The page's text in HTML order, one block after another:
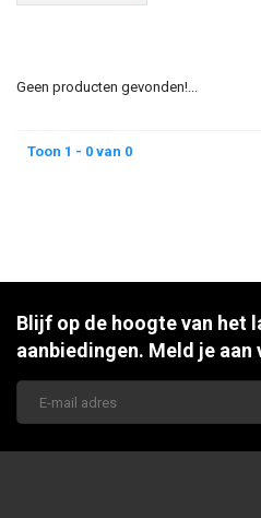
Geen producten gevonden!...
Toon 1 - 0 van 0
Blijf op de hoogte van het
aanbiedingen. Meld je